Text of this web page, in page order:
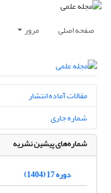
صفحه اصلی مرور
مقالات آماده انتشار
شماره جاری
شماره‌های پیشین نشریه
دوره 17 (1404)